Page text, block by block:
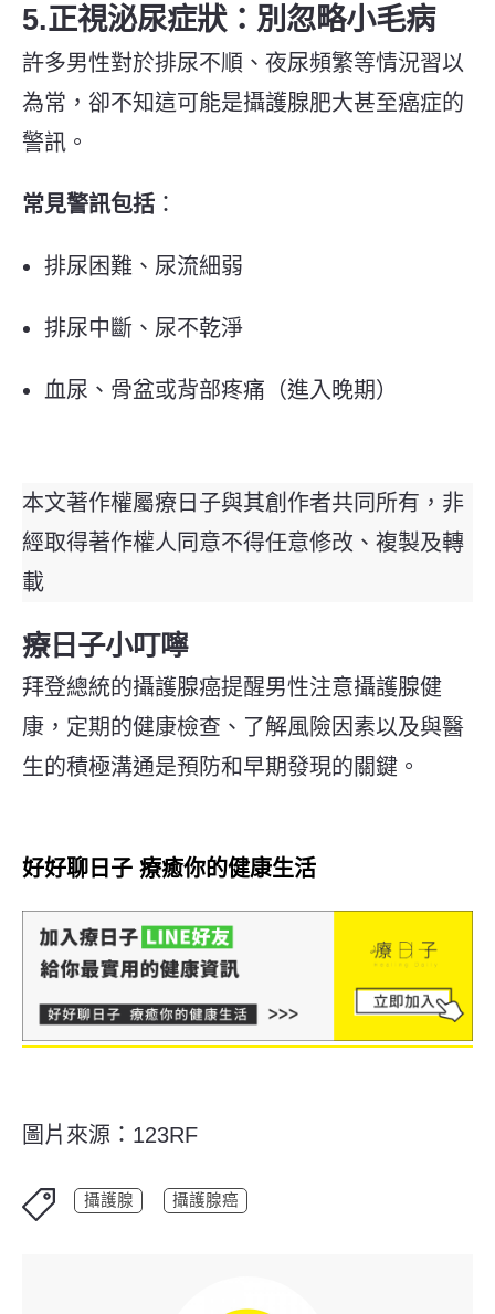
5.正視泌尿症狀：別忽略小毛病
許多男性對於排尿不順、夜尿頻繁等情況習以
為常，卻不知這可能是攝護腺肥大甚至癌症的
警訊。
常見警訊包括 ：
排尿困難、尿流細弱
排尿中斷、尿不乾淨
血尿、骨盆或背部疼痛（進入晚期）
本文著作權屬療日子與其創作者共同所有，非
經取得著作權人同意不得任意修改、複製及轉
載
療日子小叮嚀
拜登總統的攝護腺癌提醒男性注意攝護腺健
康， 定期的健康檢查、了解風險因素以及與醫
生的積極溝通是預防和早期發現的關鍵。
好好聊日子 療癒你的健康生活
圖片來源：123RF
攝護腺 攝護腺癌